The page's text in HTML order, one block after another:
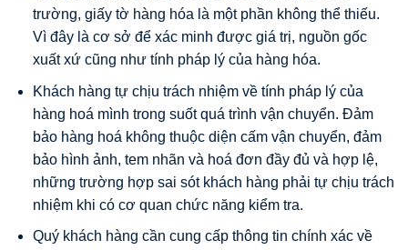
trường, giấy tờ hàng hóa là một phần không thể thiếu.
Vì đây là cơ sở để xác minh được giá trị, nguồn gốc
xuất xứ cũng như tính pháp lý của hàng hóa.
Khách hàng tự chịu trách nhiệm về tính pháp lý của
hàng hoá mình trong suốt quá trình vận chuyển. Đảm
bảo hàng hoá không thuộc diện cấm vận chuyển, đảm
bảo hình ảnh, tem nhãn và hoá đơn đầy đủ và hợp lệ,
những trường hợp sai sót khách hàng phải tự chịu trách
nhiệm khi có cơ quan chức năng kiểm tra.
Quý khách hàng cần cung cấp thông tin chính xác về